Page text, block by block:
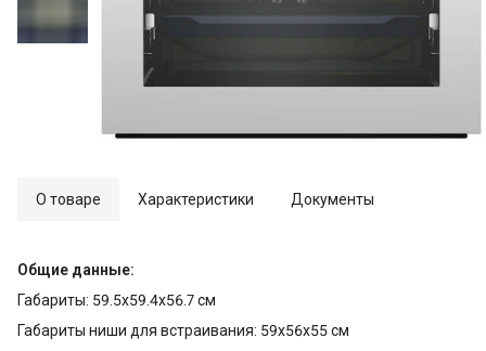
О товаре Характеристики Документы
Общие данные:
Габариты: 59.5х59.4х56.7 см
Габариты ниши для встраивания: 59х56х55 см